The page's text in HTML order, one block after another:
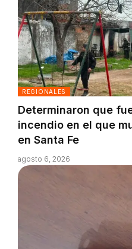
REGIONALES
Determinaron que
incendio en el que
en Santa Fe
agosto 6, 2026